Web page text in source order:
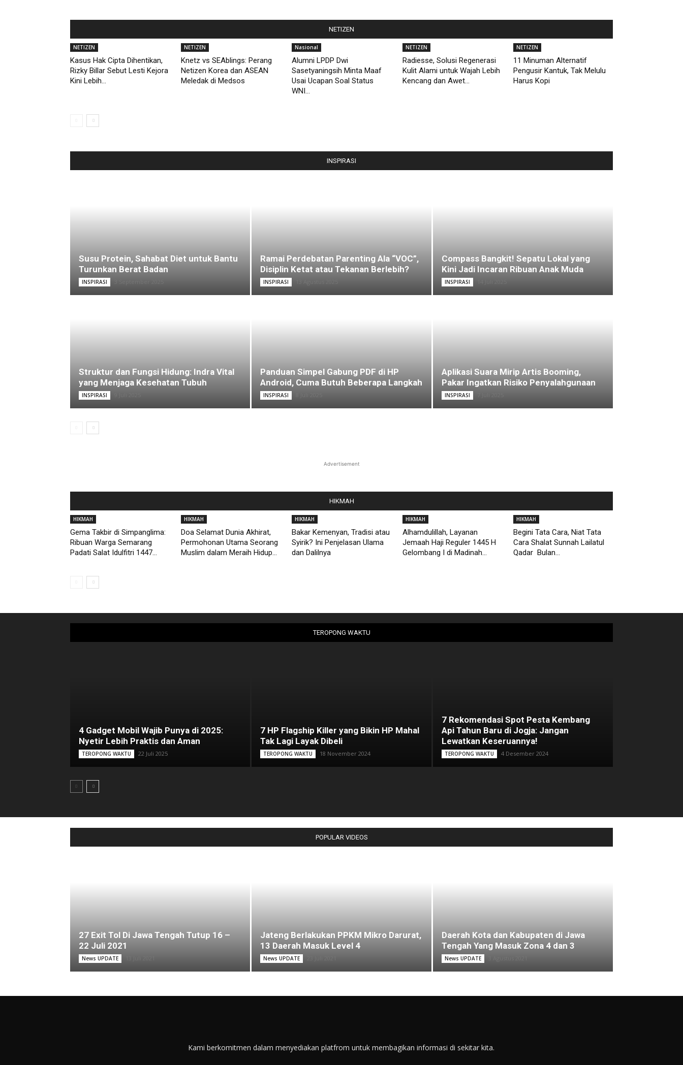
NETIZEN
NETIZEN
Kasus Hak Cipta Dihentikan,
Rizky Billar Sebut Lesti Kejora
Kini Lebih...
NETIZEN
Knetz vs SEAblings: Perang
Netizen Korea dan ASEAN
Meledak di Medsos
Nasional
Alumni LPDP Dwi
Sasetyaningsih Minta Maaf
Usai Ucapan Soal Status
WNI...
NETIZEN
Radiesse, Solusi Regenerasi
Kulit Alami untuk Wajah Lebih
Kencang dan Awet...
NETIZEN
11 Minuman Alternatif
Pengusir Kantuk, Tak Melulu
Harus Kopi
INSPIRASI
Susu Protein, Sahabat Diet untuk Bantu
Turunkan Berat Badan
INSPIRASI
Ramai Perdebatan Parenting Ala “VOC”,
Disiplin Ketat atau Tekanan Berlebih?
INSPIRASI
Compass Bangkit! Sepatu Lokal yang
Kini Jadi Incaran Ribuan Anak Muda
INSPIRASI
Struktur dan Fungsi Hidung: Indra Vital
yang Menjaga Kesehatan Tubuh
INSPIRASI
Panduan Simpel Gabung PDF di HP
Android, Cuma Butuh Beberapa Langkah
INSPIRASI
Aplikasi Suara Mirip Artis Booming,
Pakar Ingatkan Risiko Penyalahgunaan
INSPIRASI
Advertisement
HIKMAH
HIKMAH
Gema Takbir di Simpanglima:
Ribuan Warga Semarang
Padati Salat Idulfitri 1447...
HIKMAH
Doa Selamat Dunia Akhirat,
Permohonan Utama Seorang
Muslim dalam Meraih Hidup...
HIKMAH
Bakar Kemenyan, Tradisi atau
Syirik? Ini Penjelasan Ulama
dan Dalilnya
HIKMAH
Alhamdulillah, Layanan
Jemaah Haji Reguler 1445 H
Gelombang I di Madinah...
HIKMAH
Begini Tata Cara, Niat Tata
Cara Shalat Sunnah Lailatul
Qadar Bulan...
TEROPONG WAKTU
4 Gadget Mobil Wajib Punya di 2025:
Nyetir Lebih Praktis dan Aman
TEROPONG WAKTU 22 Juli 2025
7 HP Flagship Killer yang Bikin HP Mahal
Tak Lagi Layak Dibeli
TEROPONG WAKTU 18 November 2024
7 Rekomendasi Spot Pesta Kembang
Api Tahun Baru di Jogja: Jangan
Lewatkan Keseruannya!
TEROPONG WAKTU 4 Desember 2024
POPULAR VIDEOS
27 Exit Tol Di Jawa Tengah Tutup 16 –
22 Juli 2021
News UPDATE
Jateng Berlakukan PPKM Mikro Darurat,
13 Daerah Masuk Level 4
News UPDATE
Daerah Kota dan Kabupaten di Jawa
Tengah Yang Masuk Zona 4 dan 3
News UPDATE
Kami berkomitmen dalam menyediakan platfrom untuk membagikan informasi di sekitar kita.